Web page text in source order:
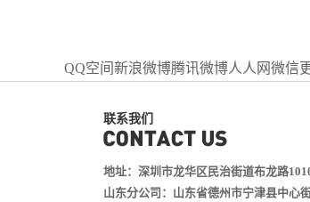
QQ空间 新浪微博腾讯微博人人网微信
联系我们
地址：深圳市龙华区民治街道布龙路
山东分公司：山东省德州市宁津县中心